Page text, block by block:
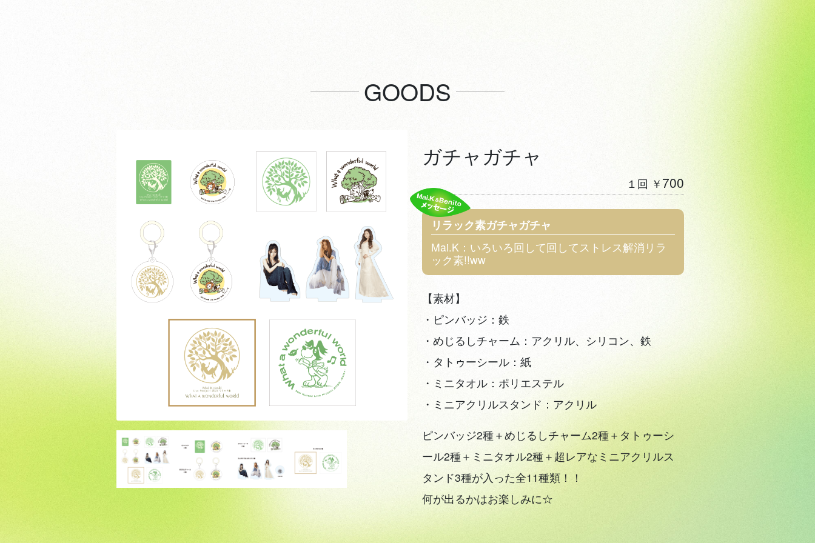
GOODS
ガチャガチャ
１回 ￥ 700
リラック素ガチャガチャ
Mai.K：いろいろ回して回してストレス解消リラ
ック素!!ww
【素材】
・ピンバッジ：鉄
・めじるしチャーム：アクリル、シリコン、鉄
・タトゥーシール：紙
・ミニタオル：ポリエステル
・ミニアクリルスタンド：アクリル
ピンバッジ2種＋めじるしチャーム2種＋タトゥーシ
ール2種＋ミニタオル2種＋超レアなミニアクリルス
タンド3種が入った全11種類！！
何が出るかはお楽しみに☆